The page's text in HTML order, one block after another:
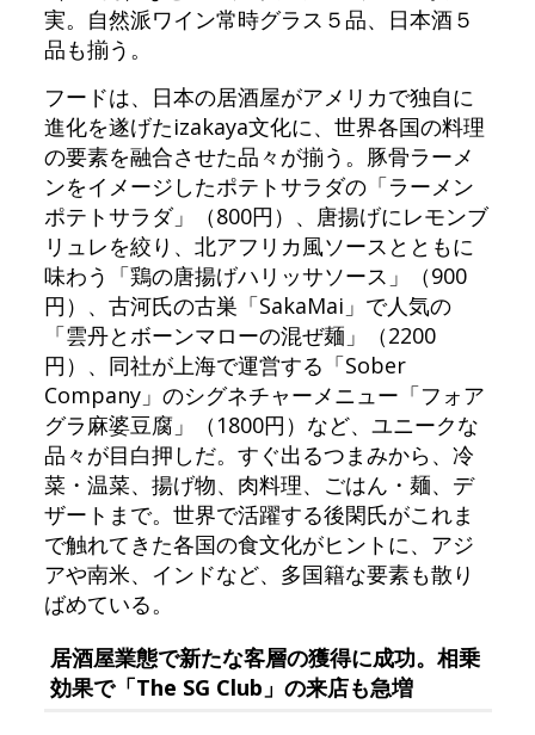
実。自然派ワイン常時グラス５品、日本酒５
品も揃う。
フードは、日本の居酒屋がアメリカで独自に
進化を遂げたizakaya文化に、世界各国の料理
の要素を融合させた品々が揃う。豚骨ラーメ
ンをイメージしたポテトサラダの「ラーメン
ポテトサラダ」（800円）、唐揚げにレモンブ
リュレを絞り、北アフリカ風ソースとともに
味わう「鶏の唐揚げハリッサソース」（900
円）、古河氏の古巣「SakaMai」で人気の
「雲丹とボーンマローの混ぜ麺」（2200
円）、同社が上海で運営する「Sober
Company」のシグネチャーメニュー「フォア
グラ麻婆豆腐」（1800円）など、ユニークな
品々が目白押しだ。すぐ出るつまみから、冷
菜・温菜、揚げ物、肉料理、ごはん・麺、デ
ザートまで。世界で活躍する後閑氏がこれま
で触れてきた各国の食文化がヒントに、アジ
アや南米、インドなど、多国籍な要素も散り
ばめている。
居酒屋業態で新たな客層の獲得に成功。相乗
効果で「The SG Club」の来店も急増